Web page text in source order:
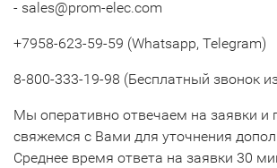
- sales@prom-elec.com
+7958-623-59-59 (Whatsapp, Telegram)
8-800-333-19-98 (Бесплатный звонок
Мы оперативно отвечаем на заявки и
свяжемся с Вами для уточнения
Среднее время ответа на заявки 30